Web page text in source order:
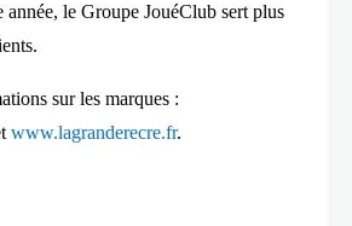
année, le Groupe JouéClub sert plus
sur les marques :
www.lagranderecre.fr.